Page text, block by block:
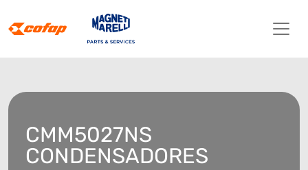
CMM5027NS
CONDENSADORES